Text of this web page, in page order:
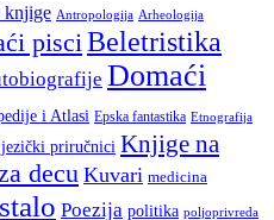
knjige Antropologija Arheologija
pisciBeletristika
Domaći
i Atlasi Epska fantastika Etnografija
jezički priručnici Knjige na
decu Kuvari medicina
Poezija politika poljoprivreda